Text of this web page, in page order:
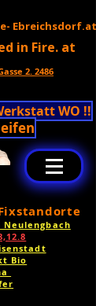
Ebreichsdorf.at
in Fire. at
2. 2486
WO !!
Bio